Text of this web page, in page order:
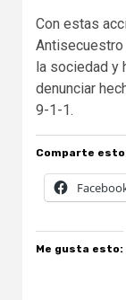
Con estas
Antisecuestro
la sociedad y
denunciar
9-1-1.
Comparte
Me gusta esto: